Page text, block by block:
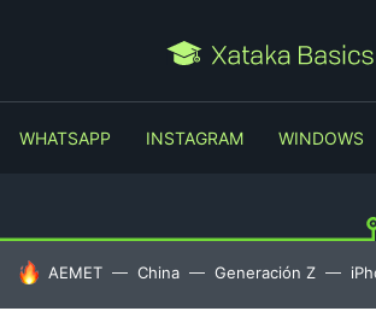
WHATSAPP INSTAGRAM WINDOWS
HOY SE HABLA DE
AEMET China Generación Z